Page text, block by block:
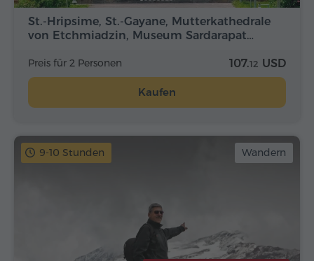
St.-Hripsime, St.-Gayane, Mutterkathedrale
von Etchmiadzin, Museum Sardarapat…
Preis für 2 Personen 107.12 USD
Kaufen
9-10 Stunden Wandern